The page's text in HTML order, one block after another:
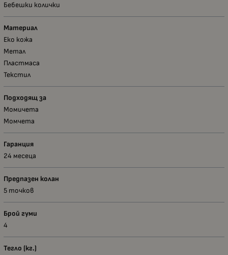
Бебешки колички
Материал
Еко кожа
Метал
Пластмаса
Текстил
Подходящ за
Момичета
Момчета
Гаранция
24 месеца
Предпазен колан
5 точков
Брой гуми
4
Тегло (кг.)